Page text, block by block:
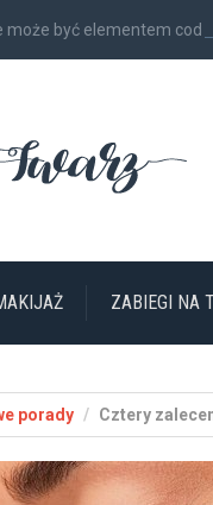
może być elementem
ZABIEGI NA
porady Cztery